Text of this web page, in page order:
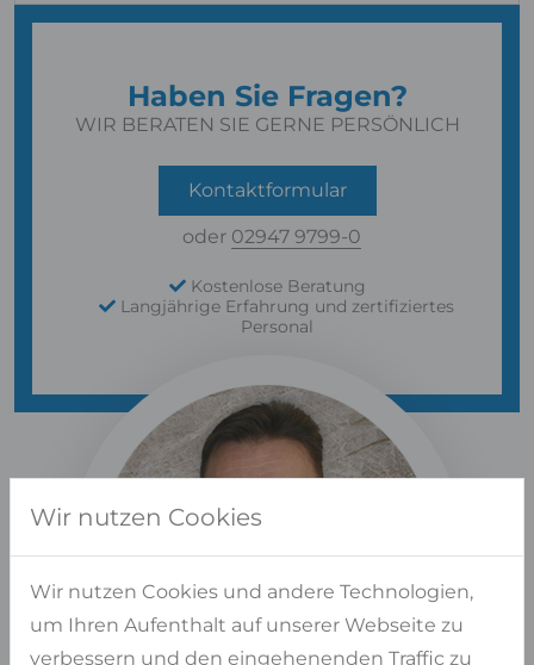
Haben Sie Fragen?
WIR BERATEN SIE GERNE PERSÖNLICH
Kontaktformular
oder 02947 9799-0
Kostenlose Beratung
Langjährige Erfahrung und zertifiziertes
Personal
Wir nutzen Cookies
Wir nutzen Cookies und andere Technologien,
um Ihren Aufenthalt auf unserer Webseite zu
verbessern und den eingehenenden Traffic zu